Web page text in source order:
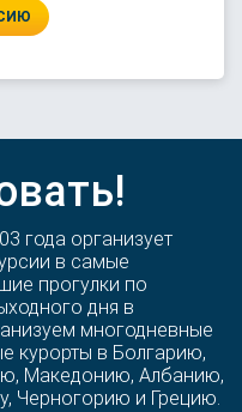
года организует
в самые
прогулки по
дня в
многодневные
курорты в Болгарию,
Македонию, Албанию,
Черногорию и Грецию.